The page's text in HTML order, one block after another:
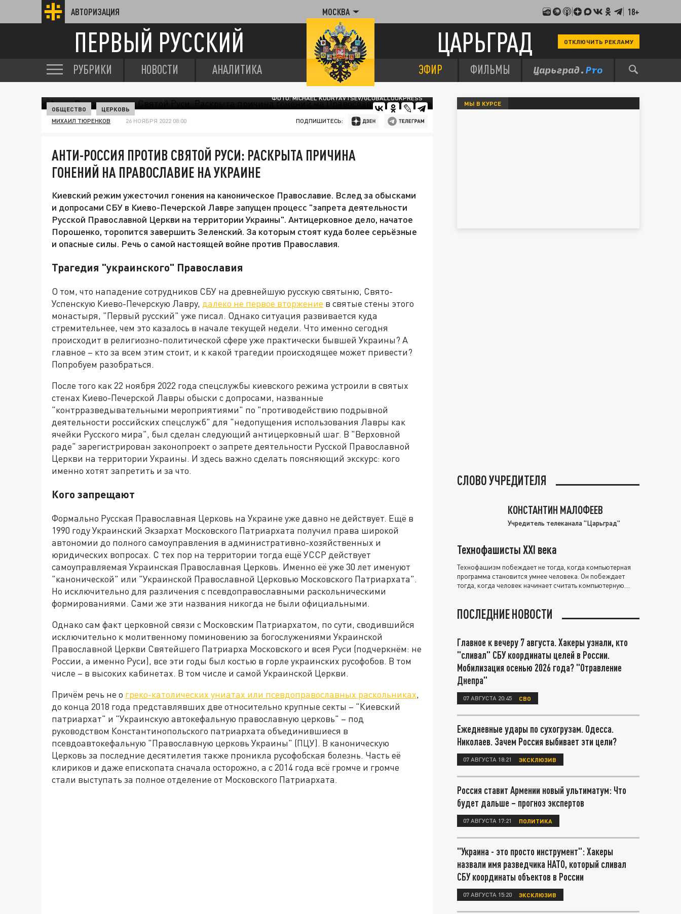
АВТОРИЗАЦИЯ МОСКВА 18+
ПЕРВЫЙ РУССКИЙ ЦАРЬГРАД ОТКЛЮЧИТЬ РЕКЛАМУ
РУБРИКИ НОВОСТИ АНАЛИТИКА ЭФИР ФИЛЬМЫ
ФОТО: MICHAEL KUDRYAVTSEV/GLOBALLOOKPRESS
ОБЩЕСТВО ЦЕРКОВЬ
МИХАИЛ ТЮРЕНКОВ 26 НОЯБРЯ 2022 08:00 ПОДПИШИТЕСЬ:
АНТИ-РОССИЯ ПРОТИВ СВЯТОЙ РУСИ: РАСКРЫТА ПРИЧИНА
ГОНЕНИЙ НА ПРАВОСЛАВИЕ НА УКРАИНЕ
Киевский режим ужесточил гонения на каноническое Православие. Вслед за обысками
и допросами СБУ в Киево-Печерской Лавре запущен процесс "запрета деятельности
Русской Православной Церкви на территории Украины". Антицерковное дело, начатое
Порошенко, торопится завершить Зеленский. За которым стоят куда более серьёзные
и опасные силы. Речь о самой настоящей войне против Православия.
Трагедия "украинского" Православия
О том, что нападение сотрудников СБУ на древнейшую русскую святыню, Свято-
Успенскую Киево-Печерскую Лавру, далеко не первое вторжение в святые стены этого
монастыря, "Первый русский" уже писал. Однако ситуация развивается куда
стремительнее, чем это казалось в начале текущей недели. Что именно сегодня
происходит в религиозно-политической сфере уже практически бывшей Украины? А
главное – кто за всем этим стоит, и к какой трагедии происходящее может привести?
Попробуем разобраться.
После того как 22 ноября 2022 года спецслужбы киевского режима устроили в святых
стенах Киево-Печерской Лавры обыски с допросами, названные
"контрразведывательными мероприятиями" по "противодействию подрывной
деятельности российских спецслужб" для "недопущения использования Лавры как
ячейки Русского мира", был сделан следующий антицерковный шаг. В "Верховной
раде" зарегистрирован законопроект о запрете деятельности Русской Православной
Церкви на территории Украины. И здесь важно сделать поясняющий экскурс: кого
именно хотят запретить и за что.
Кого запрещают
Формально Русская Православная Церковь на Украине уже давно не действует. Ещё в
1990 году Украинский Экзархат Московского Патриархата получил права широкой
автономии до полного самоуправления в административно-хозяйственных и
юридических вопросах. С тех пор на территории тогда ещё УССР действует
самоуправляемая Украинская Православная Церковь. Именно её уже 30 лет именуют
"канонической" или "Украинской Православной Церковью Московского Патриархата".
Но исключительно для различения с псевдоправославными раскольническими
формированиями. Сами же эти названия никогда не были официальными.
Однако сам факт церковной связи с Московским Патриархатом, по сути, сводившийся
исключительно к молитвенному поминовению за богослужениями Украинской
Православной Церкви Святейшего Патриарха Московского и всея Руси (подчеркнём: не
России, а именно Руси), все эти годы был костью в горле украинских русофобов. В том
числе – в высоких кабинетах. В том числе и самой Украинской Церкви.
Причём речь не о греко-католических униатах или псевдоправославных раскольниках,
до конца 2018 года представлявших две относительно крупные секты – "Киевский
патриархат" и "Украинскую автокефальную православную церковь" – под
руководством Константинопольского патриархата объединившиеся в
псевдоавтокефальную "Православную церковь Украины" (ПЦУ). В каноническую
Церковь за последние десятилетия также проникла русофобская болезнь. Часть её
клириков и даже епископата сначала осторожно, а с 2014 года всё громче и громче
стали выступать за полное отделение от Московского Патриархата.
МЫ В КУРСЕ
СЛОВО УЧРЕДИТЕЛЯ
КОНСТАНТИН МАЛОФЕЕВ
Учредитель телеканала "Царьград"
Технофашисты XXI века
Технофашизм побеждает не тогда, когда компьютерная
программа становится умнее человека. Он побеждает
тогда, когда человек начинает считать компьютерную
ПОСЛЕДНИЕ НОВОСТИ
Главное к вечеру 7 августа. Хакеры узнали, кто
"сливал" СБУ координаты целей в России.
Мобилизация осенью 2026 года? "Отравление
Днепра"
07 АВГУСТА 20:45 СВО
Ежедневные удары по сухогрузам. Одесса.
Николаев. Зачем Россия выбивает эти цели?
07 АВГУСТА 18:21 ЭКСКЛЮЗИВ
Россия ставит Армении новый ультиматум: Что
будет дальше – прогноз экспертов
07 АВГУСТА 17:21 ПОЛИТИКА
"Украина - это просто инструмент": Хакеры
назвали имя разведчика НАТО, который сливал
СБУ координаты объектов в России
07 АВГУСТА 15:20 ЭКСКЛЮЗИВ